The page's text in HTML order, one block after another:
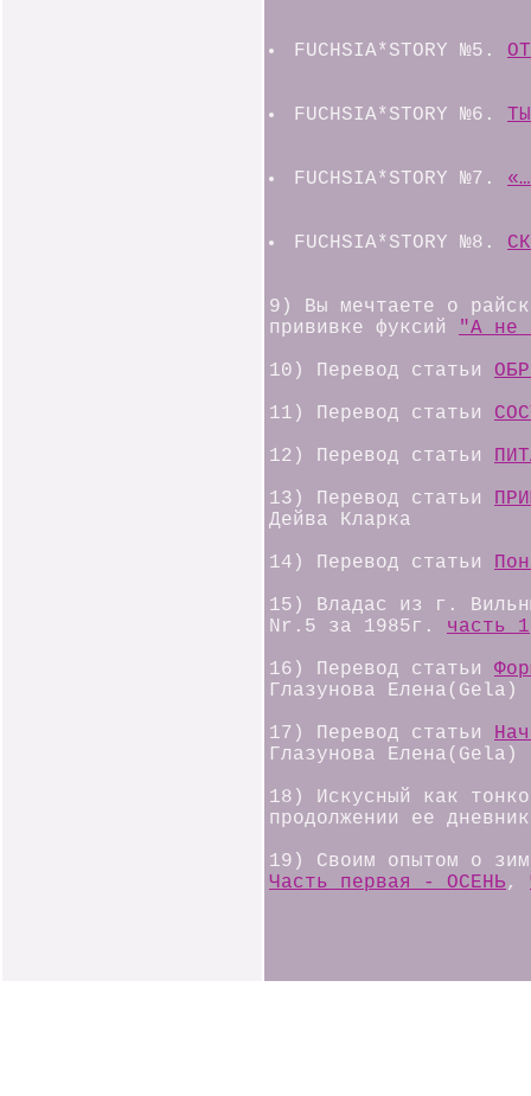
FUCHSIA*STORY №5.
FUCHSIA*STORY №6.
FUCHSIA*STORY №7.
FUCHSIA*STORY №8.
9) Вы мечтаете о
прививке фуксий
"А не
10) Перевод статьи
11) Перевод статьи
12) Перевод статьи
13) Перевод статьи
Дейва Кларка
14) Перевод статьи
15) Владас из г.
Nr.5 за 1985г. часть 1
16) Перевод статьи
Глазунова Елена(Gela)
17) Перевод статьи
Глазунова Елена(Gela)
18) Искусный как
продолжении ее
19) Своим опытом о
Часть первая - ОСЕНЬ,